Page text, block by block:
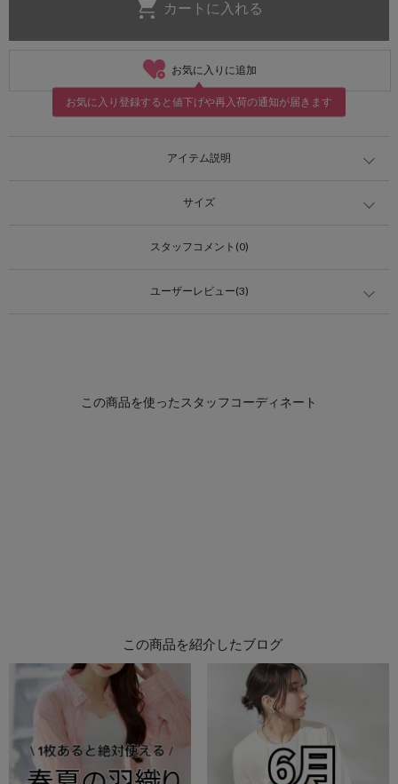
お気に入りに追加
お気に入り登録すると値下げや再入荷の通知が届きます
アイテム説明
サイズ
スタッフコメント(0)
ユーザーレビュー(3)
この商品を紹介したブログ